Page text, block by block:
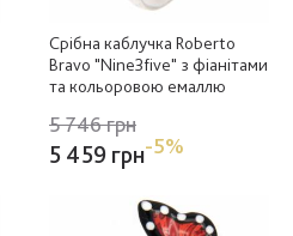
Срібна каблучка Roberto
Bravo "Nine3five" з фіанітами
та кольоровою емаллю
5 746 грн
5 459 грн-5%